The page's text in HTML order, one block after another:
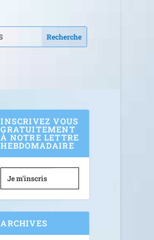
INSCRIVEZ VOUS
GRATUITEMENT
À NOTRE LETTRE
HEBDOMADAIRE
Je m'inscris
ARCHIVES